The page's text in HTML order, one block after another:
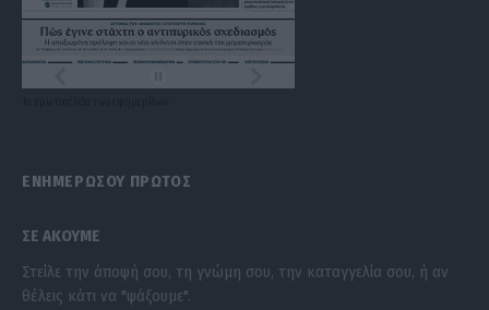
ΕΝΗΜΕΡΩΣΟΥ ΠΡΩΤΟΣ
ΣΕ ΑΚΟΥΜΕ
Στείλε την άποψή σου, τη γνώμη σου, την καταγγελία σου, ή αν
θέλεις κάτι να "ψάξουμε".